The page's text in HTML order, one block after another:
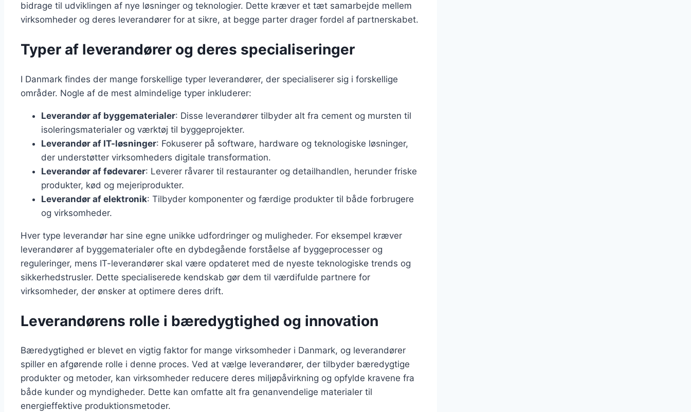
bidrage til udviklingen af nye løsninger og teknologier. Dette kræver et tæt samarbejde mellem
virksomheder og deres leverandører for at sikre, at begge parter drager fordel af partnerskabet.
Typer af leverandører og deres specialiseringer
I Danmark findes der mange forskellige typer leverandører, der specialiserer sig i forskellige
områder. Nogle af de mest almindelige typer inkluderer:
Leverandør af byggematerialer: Disse leverandører tilbyder alt fra cement og mursten til
isoleringsmaterialer og værktøj til byggeprojekter.
Leverandør af IT-løsninger: Fokuserer på software, hardware og teknologiske løsninger,
der understøtter virksomheders digitale transformation.
Leverandør af fødevarer: Leverer råvarer til restauranter og detailhandlen, herunder friske
produkter, kød og mejeriprodukter.
Leverandør af elektronik: Tilbyder komponenter og færdige produkter til både forbrugere
og virksomheder.
Hver type leverandør har sine egne unikke udfordringer og muligheder. For eksempel kræver
leverandører af byggematerialer ofte en dybdegående forståelse af byggeprocesser og
reguleringer, mens IT-leverandører skal være opdateret med de nyeste teknologiske trends og
sikkerhedstrusler. Dette specialiserede kendskab gør dem til værdifulde partnere for
virksomheder, der ønsker at optimere deres drift.
Leverandørens rolle i bæredygtighed og innovation
Bæredygtighed er blevet en vigtig faktor for mange virksomheder i Danmark, og leverandører
spiller en afgørende rolle i denne proces. Ved at vælge leverandører, der tilbyder bæredygtige
produkter og metoder, kan virksomheder reducere deres miljøpåvirkning og opfylde kravene fra
både kunder og myndigheder. Dette kan omfatte alt fra genanvendelige materialer til
energieffektive produktionsmetoder.